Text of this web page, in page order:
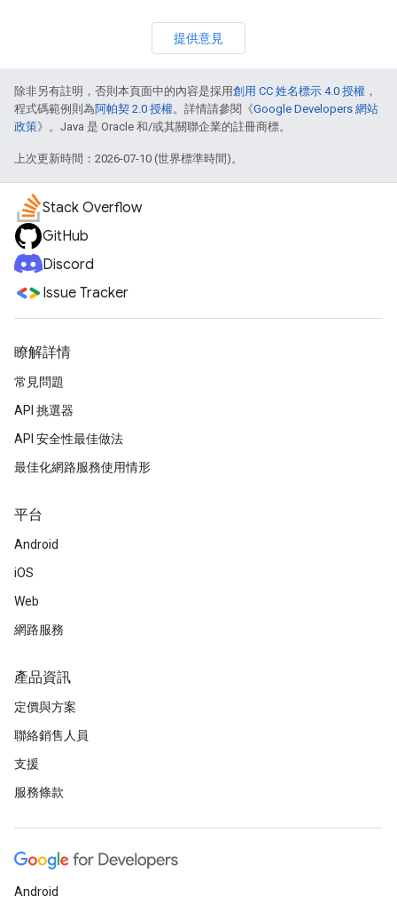
提供意見
除非另有註明，否則本頁面中的內容是採用創用 CC 姓名標示 4.0 授權 ，
程式碼範例則為阿帕契 2.0 授權。詳情請參閱《Google Developers 網站
政策》。Java 是 Oracle 和/或其關聯企業的註冊商標。
上次更新時間：2026-07-10 (世界標準時間)。
Stack Overflow
GitHub
Discord
Issue Tracker
瞭解詳情
常見問題
API 挑選器
API 安全性最佳做法
最佳化網路服務使用情形
平台
Android
iOS
Web
網路服務
產品資訊
定價與方案
聯絡銷售人員
支援
服務條款
Android